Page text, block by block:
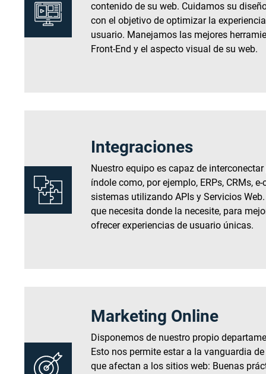
contenido de su web. Cuidamos su
con el objetivo de optimizar la
usuario. Manejamos las mejores
Front-End y el aspecto visual de su web.
Integraciones
Nuestro equipo es capaz de
índole como, por ejemplo, ERPs, CRMs,
sistemas utilizando APIs y Servicios
que necesita donde la necesite, para
ofrecer experiencias de usuario únicas.
Marketing Online
Disponemos de nuestro propio
Esto nos permite estar a la vanguardia
que afectan a los sitios web: Buenas